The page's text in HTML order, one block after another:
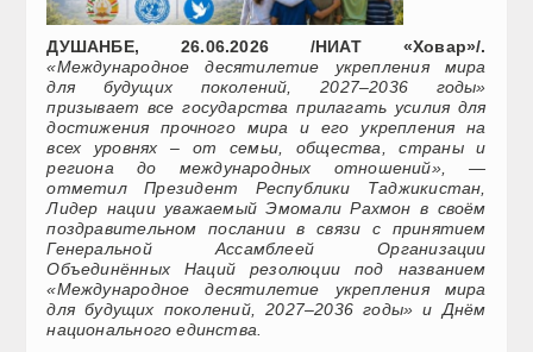
ДУШАНБЕ, 26.06.2026 /НИАТ «Ховар»/.
«Международное десятилетие укрепления мира
для будущих поколений, 2027–2036 годы»
призывает все государства прилагать усилия для
достижения прочного мира и его укрепления на
всех уровнях – от семьи, общества, страны и
региона до международных отношений», —
отметил Президент Республики Таджикистан,
Лидер нации уважаемый Эмомали Рахмон в своём
поздравительном послании в связи с принятием
Генеральной Ассамблеей Организации
Объединённых Наций резолюции под названием
«Международное десятилетие укрепления мира
для будущих поколений, 2027–2036 годы» и Днём
национального единства.